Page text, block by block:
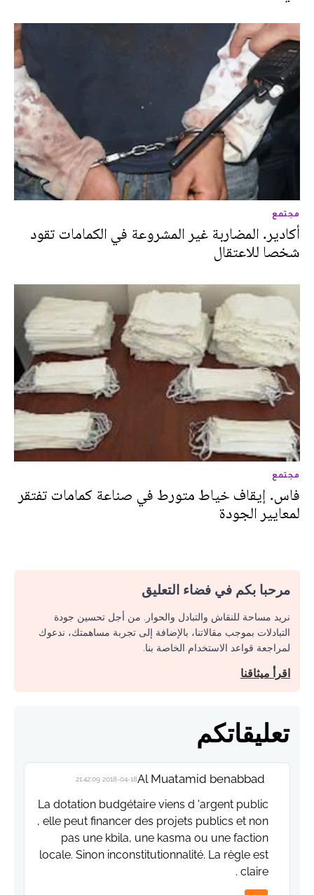
مجتمع
أكادير. المضاربة غير المشروعة في الكمامات تقود
شخصا للاعتقال
مجتمع
فاس. إيقاف خياط متورط في صناعة كمامات تفتقر
لمعايير الجودة
مرحبا بكم في فضاء التعليق
نريد مساحة للنقاش والتبادل والحوار. من أجل تحسين جودة
التبادلات بموجب مقالاتنا، بالإضافة إلى تجربة مساهمتك، ندعوك
لمراجعة قواعد الاستخدام الخاصة بنا.
اقرأ ميثاقنا
تعليقاتكم
Al Muatamid benabbad
2018-04-18 21:42:09
La dotation budgétaire viens d 'argent public
, elle peut financer des projets publics et non
pas une kbila, une kasma ou une faction
locale. Sinon inconstitutionnalité. La règle est
claire .